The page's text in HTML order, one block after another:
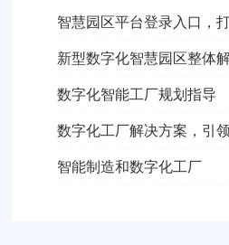
智慧园区平台登录入口，
新型数字化智慧园区整体
数字化智能工厂规划指导
数字化工厂解决方案，引
智能制造和数字化工厂